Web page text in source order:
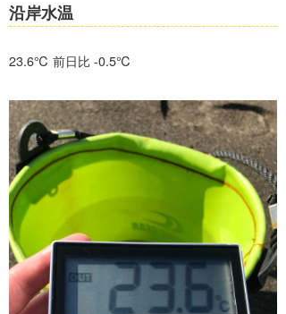
沿岸水温
23.6℃ 前日比 -0.5℃